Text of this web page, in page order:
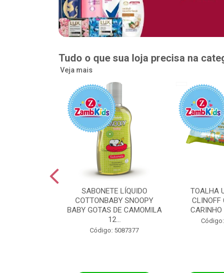
Tudo o que sua loja precisa na
Veja mais
SABONETE LÍQUIDO
COTTONBABY SNOOPY
BABY GOTAS DE CAMOMILA
12...
Código: 5087377
TOALHA
CLINOFF